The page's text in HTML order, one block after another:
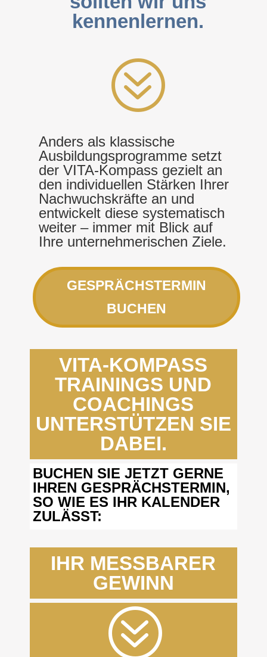
kennenlernen.
?
Anders als klassische
Ausbildungsprogramme setzt
der VITA-Kompass gezielt an
den individuellen Stärken Ihrer
Nachwuchskräfte an und
entwickelt diese systematisch
weiter – immer mit Blick auf
Ihre unternehmerischen Ziele.
GESPRÄCHSTERMIN
BUCHEN
VITA-KOMPASS
TRAININGS UND
COACHINGS
UNTERSTÜTZEN SIE
DABEI.
BUCHEN SIE JETZT GERNE
IHREN GESPRÄCHSTERMIN,
SO WIE ES IHR KALENDER
ZULÄSST:
IHR MESSBARER
GEWINN
?